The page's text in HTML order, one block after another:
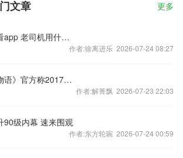
文章 更多
老司机用什么软件看app 老司机用什么软件看片免费"
作者:徐离进乐 2026-07-24 08:27
《波波罗克洛伊斯物语》官方称2017年将登录手机平台
作者:解菁飘 2026-07-23 22:03
90级内幕 速来围观
作者:东方轮琬 2026-07-24 00:59